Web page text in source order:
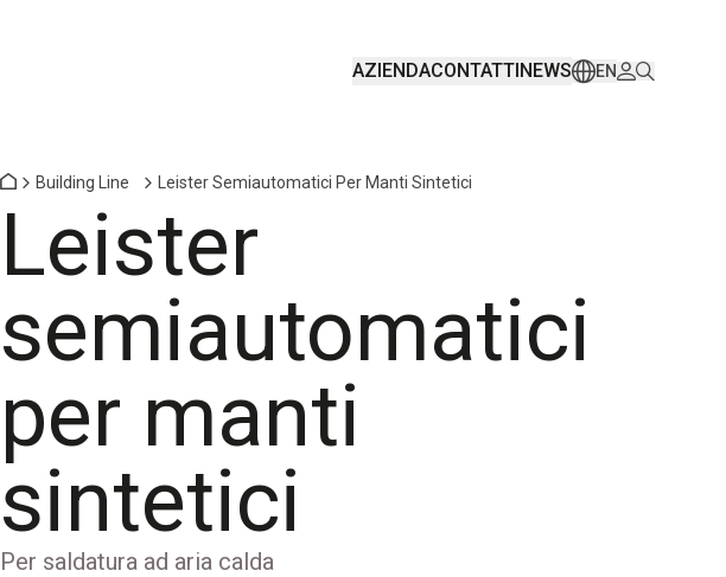
AZIENDACONTATTINEWS EN
Building Line Leister Semiautomatici Per Manti Sintetici
Leister
semiautomatici
per manti
sintetici
Per saldatura ad aria calda